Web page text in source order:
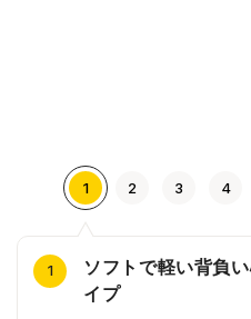
1
ソフトで軽い背負
イプ
2 サイドのドーナツ
3 安ピカッ
4 ドーナツ型のびょう
5 シンプルな背あて
6 内装にもドーナツ
7 ドーナツ型の引き手
8 ドーナツ刺しゅう
1 2 3 4